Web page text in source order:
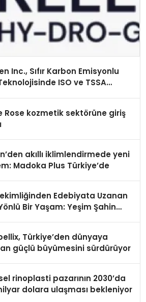
Inc., Sıfır Karbon Emisyonlu
ISO ve TSSA
Rose kozmetik sektörüne giriş
akıllı iklimlendirmede yeni
Madoka Plus Türkiye’de
Edebiyata Uzanan
Bir Yaşam: Yeşim Şahin
Türkiye’den dünyaya
güçlü büyümesini sürdürüyor
rinoplasti pazarının 2030’da
dolara ulaşması bekleniyor